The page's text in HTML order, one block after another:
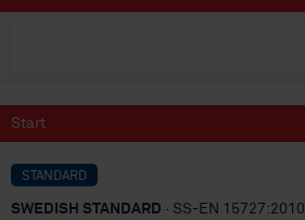
Start
STANDARD
SWEDISH STANDARD · SS-EN 15727:2010